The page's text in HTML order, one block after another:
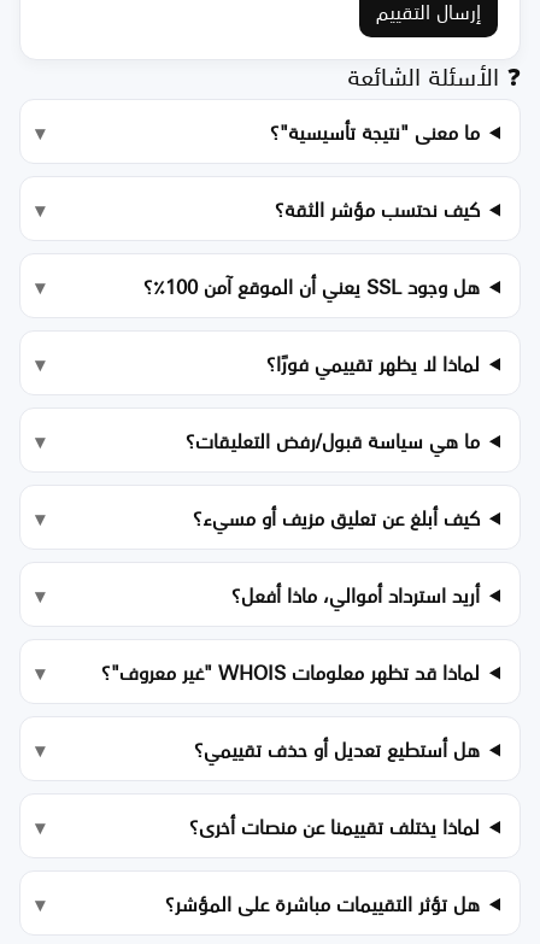
إرسال التقييم
❓ الأسئلة الشائعة
ما معنى "نتيجة تأسيسية"؟
كيف نحتسب مؤشر الثقة؟
هل وجود SSL يعني أن الموقع آمن 100٪؟
لماذا لا يظهر تقييمي فورًا؟
ما هي سياسة قبول/رفض التعليقات؟
كيف أبلغ عن تعليق مزيف أو مسيء؟
أريد استرداد أموالي، ماذا أفعل؟
لماذا قد تظهر معلومات WHOIS "غير معروف"؟
هل أستطيع تعديل أو حذف تقييمي؟
لماذا يختلف تقييمنا عن منصات أخرى؟
هل تؤثر التقييمات مباشرة على المؤشر؟